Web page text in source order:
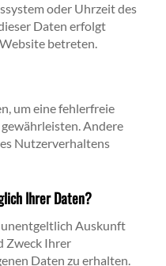
oder Uhrzeit des
Daten erfolgt
betreten.
um eine fehlerfreie
Andere
Nutzerverhaltens
Ihrer Daten?
unentgeltlich Auskunft
Zweck Ihrer
Daten zu erhalten.